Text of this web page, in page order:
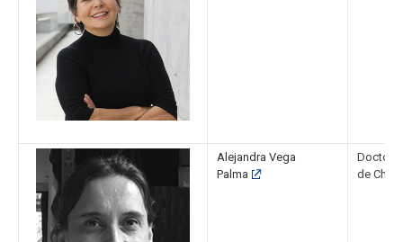
Alejandra Vega
Palma
Doctora
de Chile